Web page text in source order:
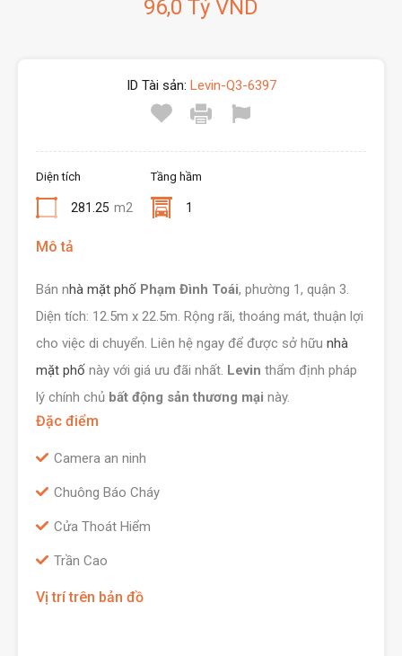
96,0 Tỷ VND
ID Tài sản: Levin-Q3-6397
Diện tích
281.25 m2
Tầng hầm
1
Mô tả
Bán nhà mặt phố Phạm Đình Toái, phường 1, quận 3.
Diện tích: 12.5m x 22.5m. Rộng rãi, thoáng mát, thuận lợi
cho việc di chuyển. Liên hệ ngay để được sở hữu nhà
mặt phố này với giá ưu đãi nhất. Levin thẩm định pháp
lý chính chủ bất động sản thương mại này.
Đặc điểm
Camera an ninh
Chuông Báo Cháy
Cửa Thoát Hiểm
Trần Cao
Vị trí trên bản đồ